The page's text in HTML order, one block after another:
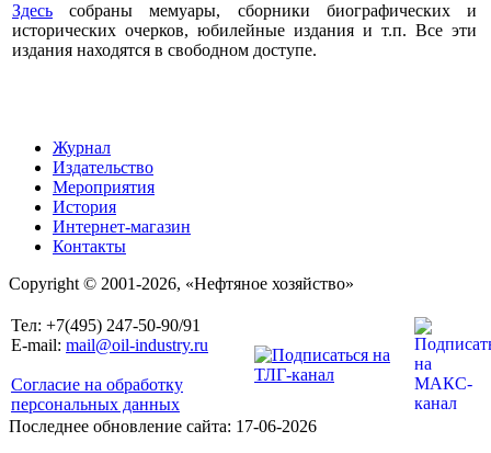
Здесь собраны мемуары, сборники биографических и
исторических очерков, юбилейные издания и т.п. Все эти
издания находятся в свободном доступе.
Журнал
Издательство
Мероприятия
История
Интернет-магазин
Контакты
Copyright © 2001-2026, «Нефтяное хозяйство»
Тел: +7(495) 247-50-90/91
E-mail: mail@oil-industry.ru
Согласие на обработку
персональных данных
Последнее обновление сайта: 17-06-2026